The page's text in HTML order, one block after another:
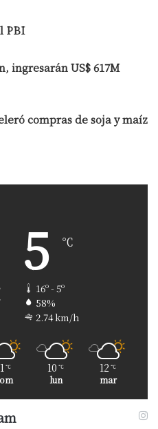
PBI
ingresarán US$ 617M
compras de soja y maíz
5 ℃
16º - 5º
58%
2.74 km/h
℃ 10 ℃
lun
12 ℃
mar